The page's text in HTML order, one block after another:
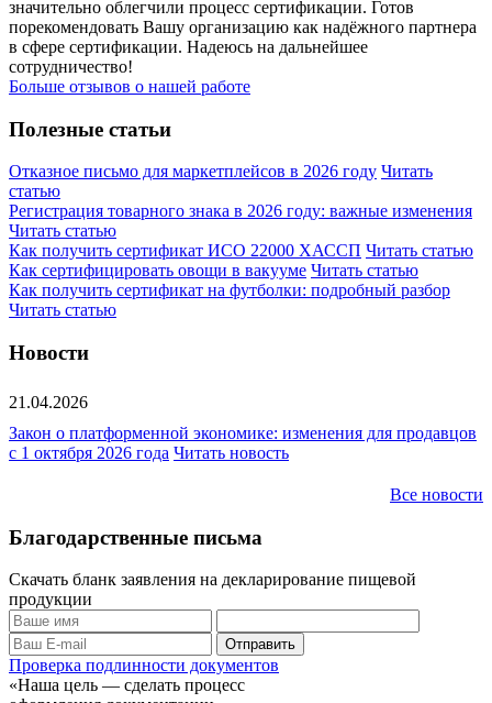
значительно облегчили процесс сертификации. Готов
порекомендовать Вашу организацию как надёжного партнера
в сфере сертификации. Надеюсь на дальнейшее
сотрудничество!
Больше отзывов о нашей работе
Полезные статьи
Отказное письмо для маркетплейсов в 2026 году Читать
статью
Регистрация товарного знака в 2026 году: важные изменения
Читать статью
Как получить сертификат ИСО 22000 ХАССП Читать статью
Как сертифицировать овощи в вакууме Читать статью
Как получить сертификат на футболки: подробный разбор
Читать статью
Новости
21.04.2026
Закон о платформенной экономике: изменения для продавцов
с 1 октября 2026 года Читать новость
Все новости
Благодарственные письма
Скачать бланк заявления на декларирование пищевой
продукции
Проверка подлинности документов
«Наша цель — сделать процесс